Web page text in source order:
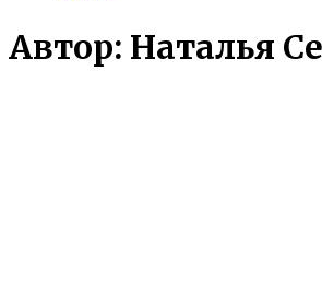
Автор: Наталья